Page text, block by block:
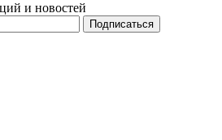
и новостей
Подписаться